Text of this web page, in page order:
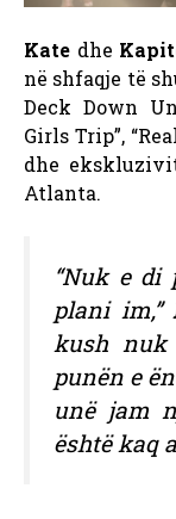
Kate dhe
në shfaqje të
Deck Down
Girls Trip”,
dhe
Atlanta.
“Nuk e di
plani im,”
kush nuk
punën e
unë jam
është kaq